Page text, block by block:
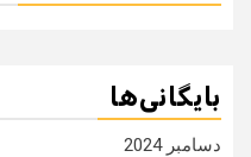
بایگانی‌ها
دسامبر 2024